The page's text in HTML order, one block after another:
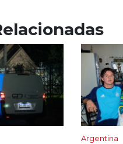
Argentina